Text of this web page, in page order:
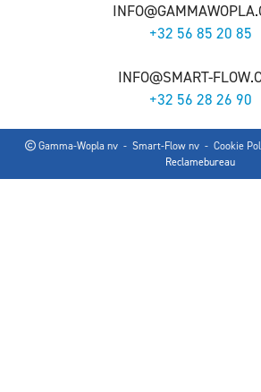
+32 56 85 20 85
INFO@SMART-
+32 56 28 26 90
Gamma-Wopla nv - Smart-Flow nv - Cookie
Reclamebureau